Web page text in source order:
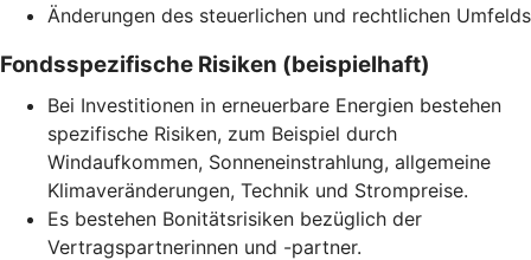
Änderungen des steuerlichen und rechtlichen Umfelds
Fondsspezifische Risiken (beispielhaft)
Bei Investitionen in erneuerbare Energien bestehen
spezifische Risiken, zum Beispiel durch
Windaufkommen, Sonneneinstrahlung, allgemeine
Klimaveränderungen, Technik und Strompreise.
Es bestehen Bonitätsrisiken bezüglich der
Vertragspartnerinnen und -partner.